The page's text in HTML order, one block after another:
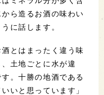
ら造るお酒の味わい
に話します。
酒とはまったく違う味
土地ごとに水が違
。十勝の地酒である
いと思っています」